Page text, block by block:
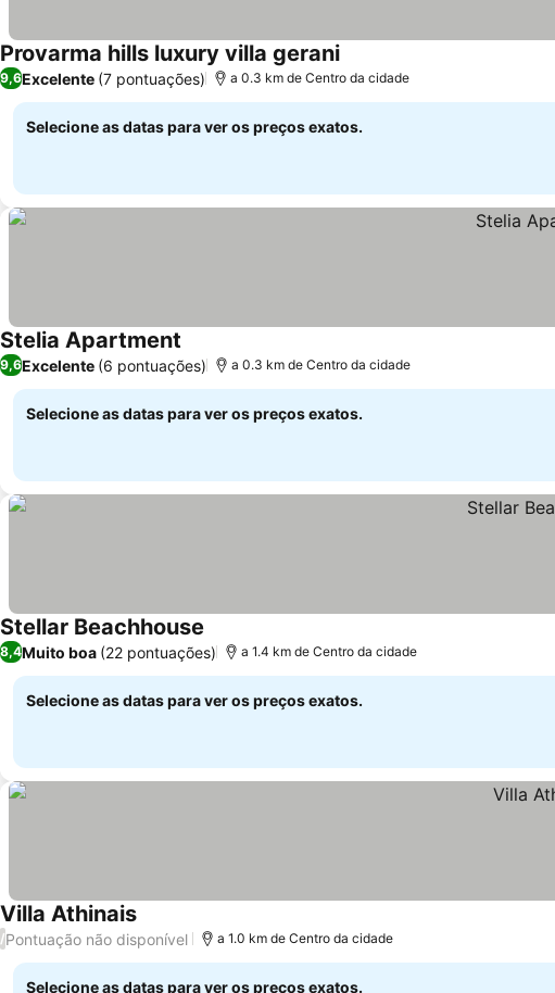
Provarma hills luxury villa gerani
9,6Excelente (7 pontuações) a 0.3 km de Centro da cidade
Selecione as datas para ver os preços exatos.
Stelia Apartment
9,6Excelente (6 pontuações) a 0.3 km de Centro da cidade
Selecione as datas para ver os preços exatos.
Stellar Beachhouse
8,4Muito boa (22 pontuações) a 1.4 km de Centro da cidade
Selecione as datas para ver os preços exatos.
Villa Athinais
/Pontuação não disponível a 1.0 km de Centro da cidade
Selecione as datas para ver os preços exatos.